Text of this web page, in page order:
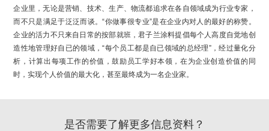
企业里，无论是营销、技术、生产、物流都追求在各自领域成为行业专家，
而不只是满足于泛泛而谈。“你做事很专业”是在企业内对人的最好的称赞。
企业的活力不只来自日常的按部就班，君子兰涂料提倡每个人高度自觉地创
造性地管理好自已的领域，“每个员工都是自已领域的总经理”，经过量化分
析，计算出每项工作的价值，鼓励员工学好本领，在为企业创造价值的同
时，实现个人价值的最大化，甚至最终成为一名企业家。
是否需要了解更多信息资料？